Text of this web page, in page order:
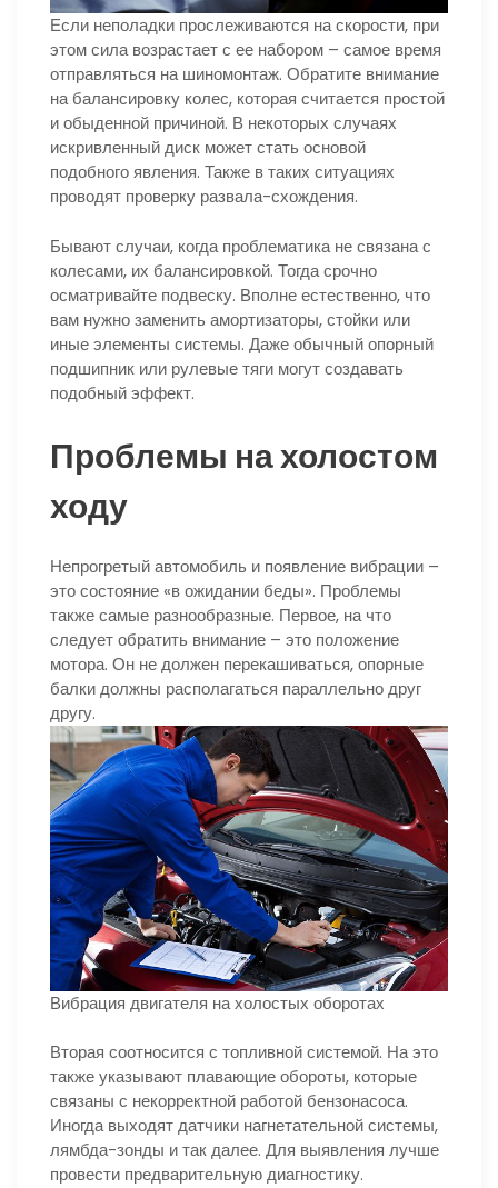
Если неполадки прослеживаются на скорости, при
этом сила возрастает с ее набором – самое время
отправляться на шиномонтаж. Обратите внимание
на балансировку колес, которая считается простой
и обыденной причиной. В некоторых случаях
искривленный диск может стать основой
подобного явления. Также в таких ситуациях
проводят проверку развала-схождения.
Бывают случаи, когда проблематика не связана с
колесами, их балансировкой. Тогда срочно
осматривайте подвеску. Вполне естественно, что
вам нужно заменить амортизаторы, стойки или
иные элементы системы. Даже обычный опорный
подшипник или рулевые тяги могут создавать
подобный эффект.
Проблемы на холостом
ходу
Непрогретый автомобиль и появление вибрации –
это состояние «в ожидании беды». Проблемы
также самые разнообразные. Первое, на что
следует обратить внимание – это положение
мотора. Он не должен перекашиваться, опорные
балки должны располагаться параллельно друг
другу.
Вибрация двигателя на холостых оборотах
Вторая соотносится с топливной системой. На это
также указывают плавающие обороты, которые
связаны с некорректной работой бензонасоса.
Иногда выходят датчики нагнетательной системы,
лямбда-зонды и так далее. Для выявления лучше
провести предварительную диагностику.